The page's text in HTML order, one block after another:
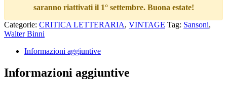
saranno riattivati il 1° settembre. Buona estate!
Categorie: CRITICA LETTERARIA, VINTAGE Tag: Sansoni,
Walter Binni
Informazioni aggiuntive
Informazioni aggiuntive